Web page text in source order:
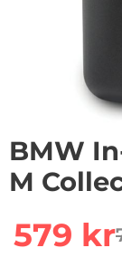
BMW
M
rea
579 kr